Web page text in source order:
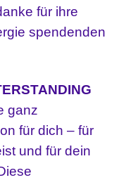
für ihre
spendenden
ganz
für dich – für
und für dein